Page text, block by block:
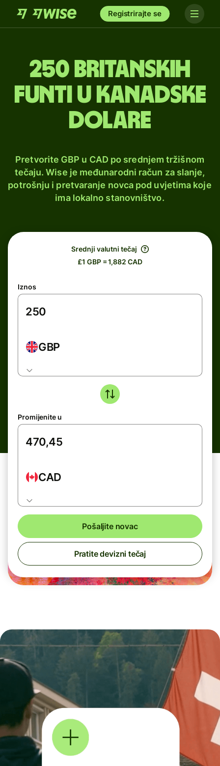
Registrirajte se
250 britanskih
funti u kanadske
dolare
Pretvorite GBP u CAD po srednjem tržišnom
tečaju. Wise je međunarodni račun za slanje,
potrošnju i pretvaranje novca pod uvjetima koje
ima lokalno stanovništvo.
Srednji valutni tečaj
£1 GBP = 1,882 CAD
Iznos
GBP
Promijenite u
CAD
Pošaljite novac
Pratite devizni tečaj